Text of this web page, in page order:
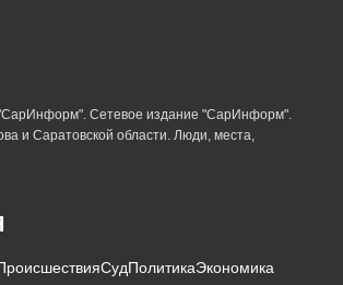
Сетевое издание "СарИнформ".
и Саратовской области. Люди, места,
СудПолитикаЭкономика